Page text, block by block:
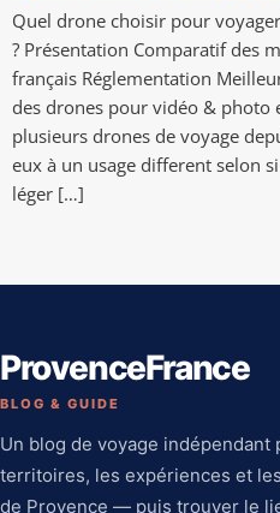
Quel drone choisir pour
? Présentation Comparatif des
français Réglementation
des drones pour vidéo & photo
plusieurs drones de voyage
eux à un usage different selon
léger […]
ProvenceFrance
BLOG & GUIDE
Un blog de voyage indépendant
territoires, les expériences et
de Provence — puis trouver le